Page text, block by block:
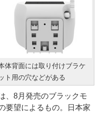
体背面には取り付けブラケ
ト用の穴などがある
、8月発売のブラックモ
要望によるもの。日本家